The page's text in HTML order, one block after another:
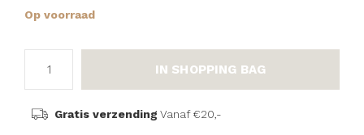
Op voorraad
IN SHOPPING BAG
Gratis verzending Vanaf €20,-